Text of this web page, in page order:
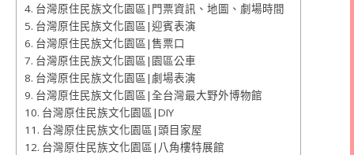
台灣原住民族文化園區|門票資訊、地圖、劇場時間
台灣原住民族文化園區|迎賓表演
台灣原住民族文化園區|售票口
台灣原住民族文化園區|園區公車
台灣原住民族文化園區|劇場表演
台灣原住民族文化園區|全台灣最大野外博物館
台灣原住民族文化園區|DIY
台灣原住民族文化園區|頭目家屋
台灣原住民族文化園區|八角樓特展館